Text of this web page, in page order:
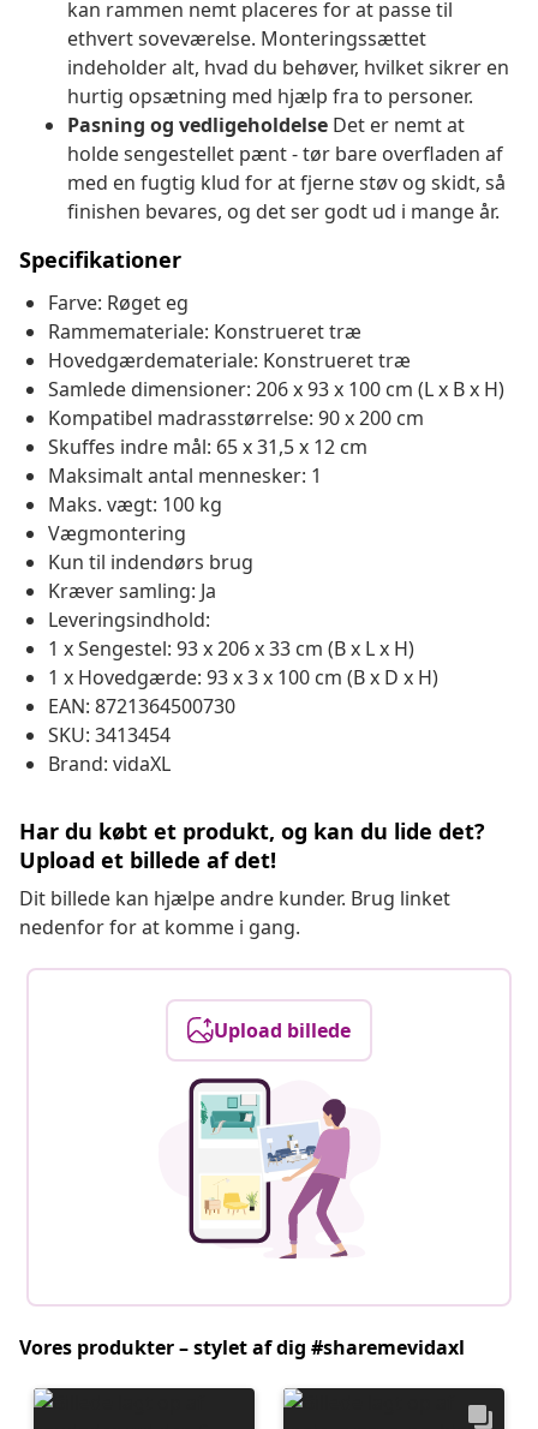
kan rammen nemt placeres for at passe til
ethvert soveværelse. Monteringssættet
indeholder alt, hvad du behøver, hvilket sikrer en
hurtig opsætning med hjælp fra to personer.
Pasning og vedligeholdelse Det er nemt at
holde sengestellet pænt - tør bare overfladen af
med en fugtig klud for at fjerne støv og skidt, så
finishen bevares, og det ser godt ud i mange år.
Specifikationer
Farve: Røget eg
Rammemateriale: Konstrueret træ
Hovedgærdemateriale: Konstrueret træ
Samlede dimensioner: 206 x 93 x 100 cm (L x B x H)
Kompatibel madrasstørrelse: 90 x 200 cm
Skuffes indre mål: 65 x 31,5 x 12 cm
Maksimalt antal mennesker: 1
Maks. vægt: 100 kg
Vægmontering
Kun til indendørs brug
Kræver samling: Ja
Leveringsindhold:
1 x Sengestel: 93 x 206 x 33 cm (B x L x H)
1 x Hovedgærde: 93 x 3 x 100 cm (B x D x H)
EAN: 8721364500730
SKU: 3413454
Brand: vidaXL
Har du købt et produkt, og kan du lide det?
Upload et billede af det!
Dit billede kan hjælpe andre kunder. Brug linket
nedenfor for at komme i gang.
Upload billede
Vores produkter – stylet af dig #sharemevidaxl